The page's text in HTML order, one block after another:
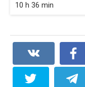
10 h 36 min